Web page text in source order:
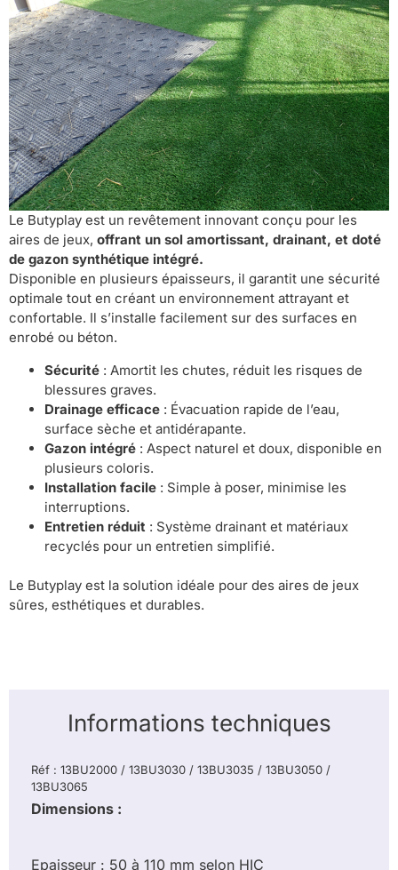
Le Butyplay est un revêtement innovant conçu pour les
aires de jeux, offrant un sol amortissant, drainant, et doté
de gazon synthétique intégré.
Disponible en plusieurs épaisseurs, il garantit une sécurité
optimale tout en créant un environnement attrayant et
confortable. Il s’installe facilement sur des surfaces en
enrobé ou béton.
Sécurité : Amortit les chutes, réduit les risques de
blessures graves.
Drainage efficace : Évacuation rapide de l’eau,
surface sèche et antidérapante.
Gazon intégré : Aspect naturel et doux, disponible en
plusieurs coloris.
Installation facile : Simple à poser, minimise les
interruptions.
Entretien réduit : Système drainant et matériaux
recyclés pour un entretien simplifié.
Le Butyplay est la solution idéale pour des aires de jeux
sûres, esthétiques et durables.
Informations techniques
Réf : 13BU2000 / 13BU3030 / 13BU3035 / 13BU3050 /
13BU3065
Dimensions :
Epaisseur : 50 à 110 mm selon HIC